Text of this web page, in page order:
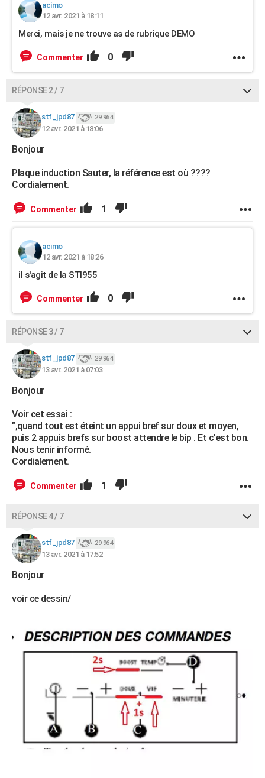
acimo
12 avr. 2021 à 18:11
Merci, mais je ne trouve as de rubrique DEMO
Commenter 0
RÉPONSE 2 / 7
stf_jpd87 29 964
12 avr. 2021 à 18:06
Bonjour
Plaque induction Sauter, la référence est où ????
Cordialement.
Commenter 1
acimo
12 avr. 2021 à 18:26
il s'agit de la STI955
Commenter 0
RÉPONSE 3 / 7
stf_jpd87 29 964
13 avr. 2021 à 07:03
Bonjour
Voir cet essai :
",quand tout est éteint un appui bref sur doux et moyen,
puis 2 appuis brefs sur boost attendre le bip . Et c'est bon.
Nous tenir informé.
Cordialement.
Commenter 1
RÉPONSE 4 / 7
stf_jpd87 29 964
13 avr. 2021 à 17:52
Bonjour
voir ce dessin/